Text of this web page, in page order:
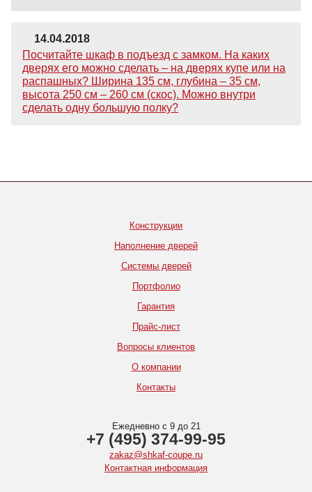
14.04.2018
Посчитайте шкаф в подъезд с замком. На каких
дверях его можно сделать – на дверях купе или на
распашных? Ширина 135 см, глубина – 35 см,
высота 250 см – 260 см (скос). Можно внутри
сделать одну большую полку?
Конструкции
Наполнение дверей
Системы дверей
Портфолио
Гарантия
Прайс-лист
Вопросы клиентов
О компании
Контакты
Ежедневно с 9 до 21
+7 (495) 374-99-95
zakaz@shkaf-coupe.ru
Контактная информация